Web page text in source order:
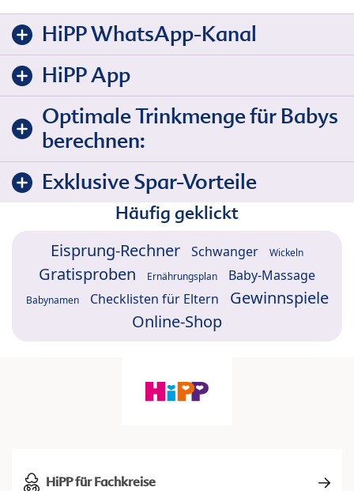
HiPP WhatsApp-Kanal
HiPP App
Optimale Trinkmenge für Babys
berechnen:
Exklusive Spar-Vorteile
Häufig geklickt
Eisprung-Rechner Schwanger Wickeln
Gratisproben Ernährungsplan Baby-Massage
Babynamen Checklisten für Eltern
Gewinnspiele
Online-Shop
HiPP für Fachkreise